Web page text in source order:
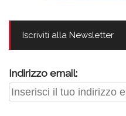
Iscriviti alla Newsletter
Indirizzo email: